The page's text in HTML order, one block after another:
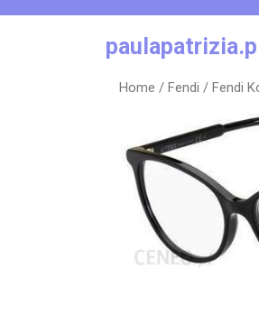
paulapatrizia.pl
Home / Fendi / Fendi